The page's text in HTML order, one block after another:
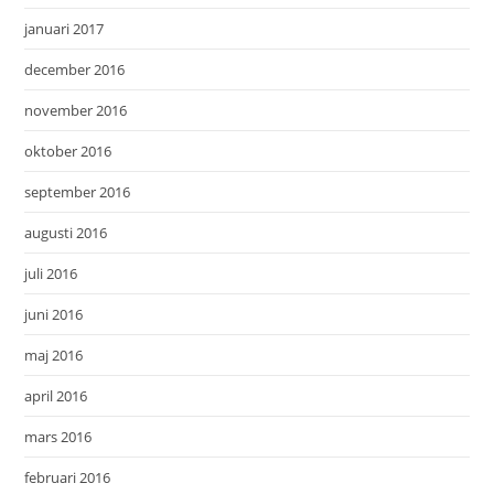
januari 2017
december 2016
november 2016
oktober 2016
september 2016
augusti 2016
juli 2016
juni 2016
maj 2016
april 2016
mars 2016
februari 2016